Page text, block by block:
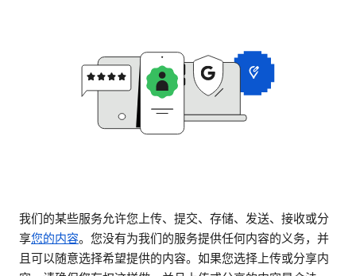
我们的某些服务允许您上传、提交、存储、发送、接收或分
享您的内容。您没有为我们的服务提供任何内容的义务，并
且可以随意选择希望提供的内容。如果您选择上传或分享内